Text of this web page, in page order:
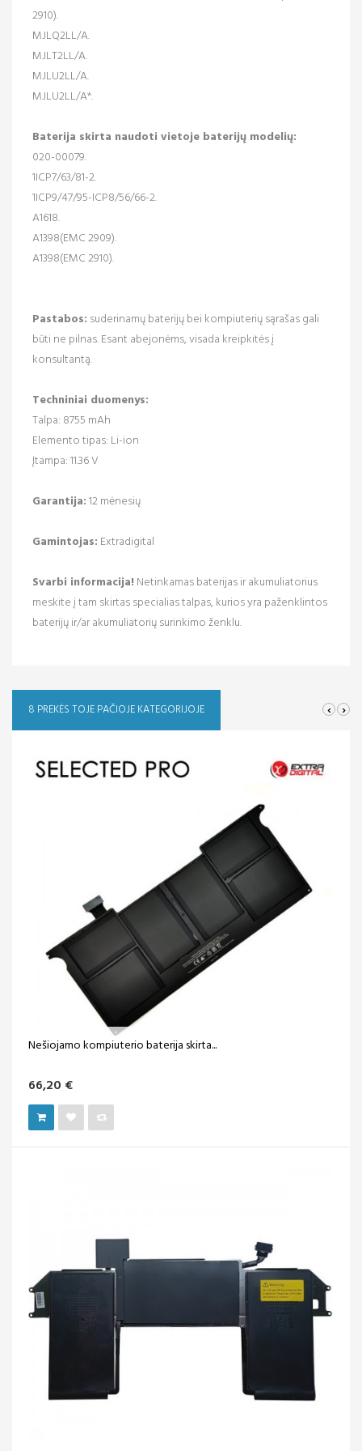
2910).
MJLQ2LL/A.
MJLT2LL/A.
MJLU2LL/A.
MJLU2LL/A*.
Baterija skirta naudoti vietoje baterijų modelių:
020-00079.
1ICP7/63/81-2.
1ICP9/47/95-ICP8/56/66-2.
A1618.
A1398(EMC 2909).
A1398(EMC 2910).
Pastabos: suderinamų baterijų bei kompiuterių sąrašas gali
būti ne pilnas. Esant abejonėms, visada kreipkitės į
konsultantą.
Techniniai duomenys:
Talpa: 8755 mAh
Elemento tipas: Li-ion
Įtampa: 11.36 V
Garantija:12 mėnesių
Gamintojas: Extradigital
Svarbi informacija! Netinkamas baterijas ir akumuliatorius
meskite į tam skirtas specialias talpas, kurios yra paženklintos
baterijų ir/ar akumuliatorių surinkimo ženklu.
8 PREKĖS TOJE PAČIOJE KATEGORIJOJE ‹ ›
Nešiojamo kompiuterio baterija skirta...
66,20 €